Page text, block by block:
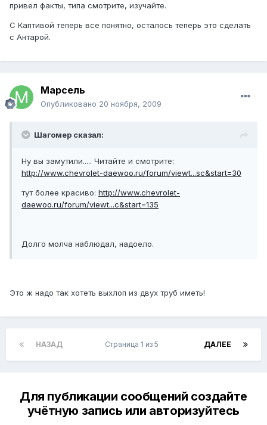
привел факты, типа смотрите, изучайте.
С Каптивой теперь все понятно, осталось теперь это сделать
с Антарой.
Марсель
Опубликовано 20 ноября, 2009
Шагомер сказал:
Ну вы замутили..... Читайте и смотрите:
http://www.chevrolet-daewoo.ru/forum/viewt...sc&start=30
тут более красиво: http://www.chevrolet-
daewoo.ru/forum/viewt...c&start=135
Долго молча наблюдал, надоело.
Это ж надо так хотеть выхлоп из двух труб иметь!
НАЗАД ДАЛЕЕ
Страница 1 из 5
Для публикации сообщений создайте
учётную запись или авторизуйтесь